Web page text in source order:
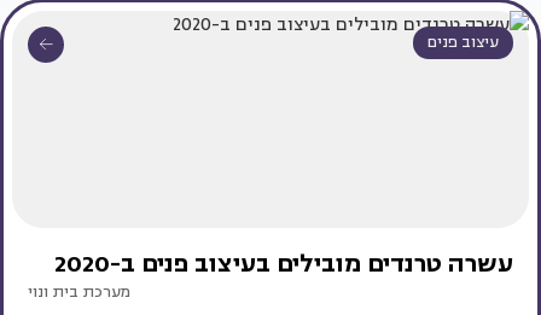
עיצוב פנים
עשרה טרנדים מובילים בעיצוב פנים ב-2020
מערכת בית ונוי